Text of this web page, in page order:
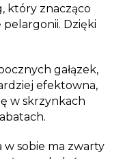
który znacząco
Dzięki
gałązek,
efektowna,
w skrzynkach
w sobie ma zwarty